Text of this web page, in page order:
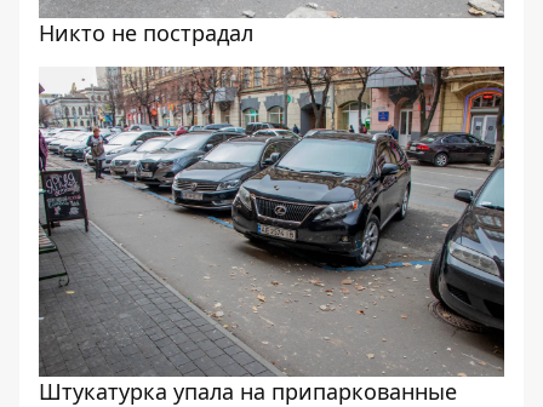
Никто не пострадал
Штукатурка упала на припаркованные